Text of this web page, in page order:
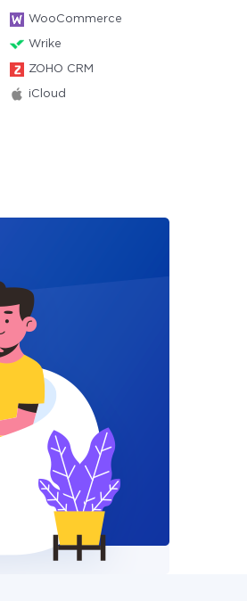
WooCommerce
Wrike
ZOHO CRM
iCloud